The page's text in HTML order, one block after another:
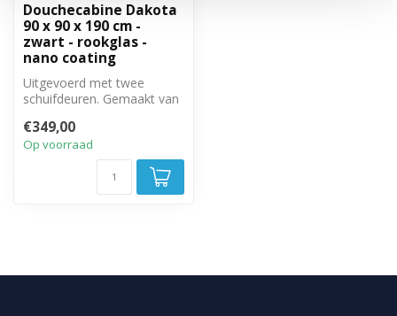
Douchecabine Dakota
90 x 90 x 190 cm -
zwart - rookglas -
nano coating
Uitgevoerd met twee
schuifdeuren. Gemaakt van
met ant...
€349,00
Op voorraad